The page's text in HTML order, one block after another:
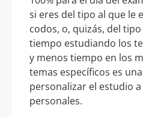
si eres del tipo al que le
codos, o, quizás, del
tiempo estudiando los
y menos tiempo en los
temas específicos es
personalizar el estudio
personales.